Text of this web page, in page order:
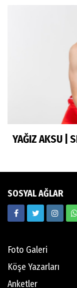
Batur
Hedef
Abdi
YAĞIZ AKSU |
SOSYAL AĞLAR
Foto Galeri
Köşe Yazarları
Anketler